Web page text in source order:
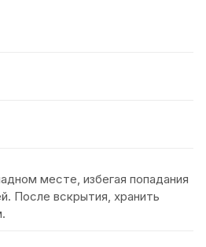
месте, избегая попадания
После вскрытия, хранить